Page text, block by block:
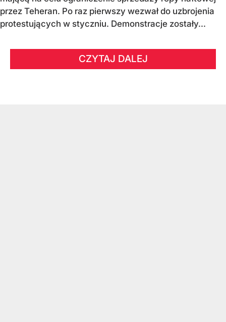
przez Teheran. Po raz pierwszy wezwał do uzbrojenia
protestujących w styczniu. Demonstracje zostały...
CZYTAJ DALEJ